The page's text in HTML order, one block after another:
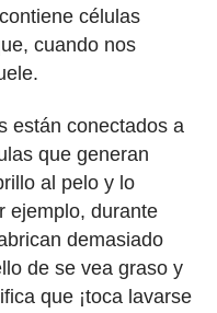
células
cuando nos
están conectados a
que generan
al pelo y lo
ejemplo, durante
demasiado
de se vea graso y
que ¡toca lavarse